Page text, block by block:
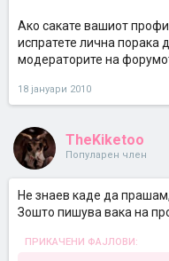
Ако сакате вашиот
испратете лична порака
модераторите на
18 јануари 2010
TheKiketoo
Популарен член
Не знаев каде да прашам,
Зошто пишува вака на
ПРИКАЧЕНИ ФАЈЛОВИ: